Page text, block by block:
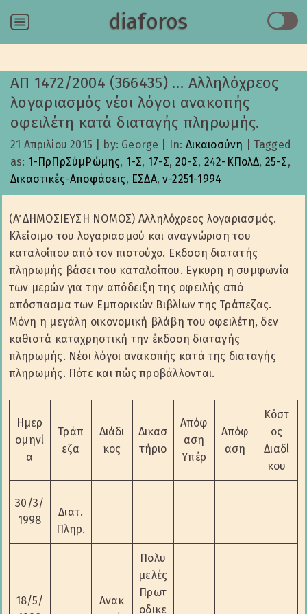
Menu diaforos
ΑΠ 1472/2004 (366435) … Αλληλόχρεος
λογαριασμός νέοι λόγοι ανακοπής
οφειλέτη κατά διαταγής πληρωμής.
21 Απριλίου 2015 by: George In: Δικαιοσύνη
Tagged
as: 1-ΠρΠρΣύμΡώμης, 1-Σ, 17-Σ, 20-Σ, 242-ΚΠολΔ, 25-Σ,
Δικαστικές-Αποφάσεις, ΕΣΔΑ,ν-2251-1994
(Α΄ ΔΗΜΟΣΙΕΥΣΗ ΝΟΜΟΣ) Αλληλόχρεος λογαριασμός.
Κλείσιμο του λογαριασμού και αναγνώριση του
καταλοίπου από τον πιστούχο. Εκδοση διατατής
πληρωμής βάσει του καταλοίπου. Εγκυρη η συμφωνία
των μερών για την απόδειξη της οφειλής από
απόσπασμα των Εμπορικών Βιβλίων της Τράπεζας.
Μόνη η μεγάλη οικονομική βλάβη του οφειλέτη, δεν
καθιστά καταχρηστική την έκδοση διαταγής
πληρωμής. Νέοι λόγοι ανακοπής κατά της διαταγής
πληρωμής. Πότε και πώς προβάλλονται.
Ημερ
ομηνί
α
Τράπ
εζα
Διάδι
κος
Δικασ
τήριο
Απόφ
αση
Υπέρ
Απόφ
αση
Κόστ
ος
Διαδί
κου
30/3/
1998
Διατ.
Πληρ.
18/5/
Ανακ
Πολυ
μελές
Πρωτ
οδικε